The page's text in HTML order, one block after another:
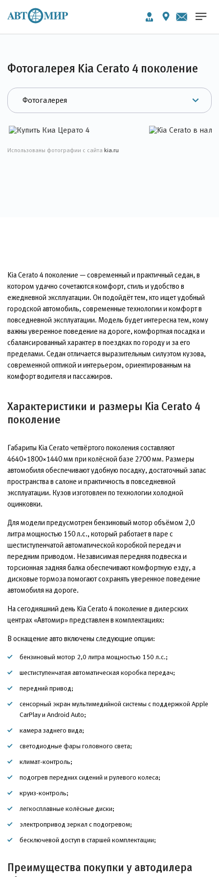
Фотогалерея Kia Cerato 4 поколение
Использованы фотографии с сайта kia.ru
Kia Cerato 4 поколение — современный и практичный седан, в
котором удачно сочетаются комфорт, стиль и удобство в
ежедневной эксплуатации. Он подойдёт тем, кто ищет удобный
городской автомобиль, современные технологии и комфорт в
повседневной эксплуатации. Модель будет интересна тем, кому
важны уверенное поведение на дороге, комфортная посадка и
сбалансированный характер в поездках по городу и за его
пределами. Седан отличается выразительным силуэтом кузова,
современной оптикой и интерьером, ориентированным на
комфорт водителя и пассажиров.
Характеристики и размеры Kia Cerato 4
поколение
Габариты Kia Cerato четвёртого поколения составляют
4640×1800×1440 мм при колёсной базе 2700 мм. Размеры
автомобиля обеспечивают удобную посадку, достаточный запас
пространства в салоне и практичность в повседневной
эксплуатации. Кузов изготовлен по технологии холодной
оцинковки.
Для модели предусмотрен бензиновый мотор объёмом 2,0
литра мощностью 150 л.с., который работает в паре с
шестиступенчатой автоматической коробкой передач и
передним приводом. Независимая передняя подвеска и
торсионная задняя балка обеспечивают комфортную езду, а
дисковые тормоза помогают сохранять уверенное поведение
автомобиля на дороге.
На сегодняшний день Kia Cerato 4 поколение в дилерских
центрах «Автомир» представлен в комплектациях:
В оснащение авто включены следующие опции:
бензиновый мотор 2,0 литра мощностью 150 л.с.;
шестиступенчатая автоматическая коробка передач;
передний привод;
сенсорный экран мультимедийной системы с поддержкой Apple
CarPlay и Android Auto;
камера заднего вида;
светодиодные фары головного света;
климат-контроль;
подогрев передних сидений и рулевого колеса;
круиз-контроль;
легкосплавные колёсные диски;
электропривод зеркал с подогревом;
бесключевой доступ в старшей комплектации;
Преимущества покупки у автодилера